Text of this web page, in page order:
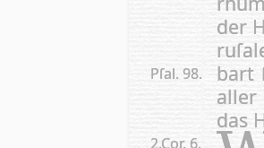
Pſal. 98.
der
bart
al­ler
das
2.Cor. 6.